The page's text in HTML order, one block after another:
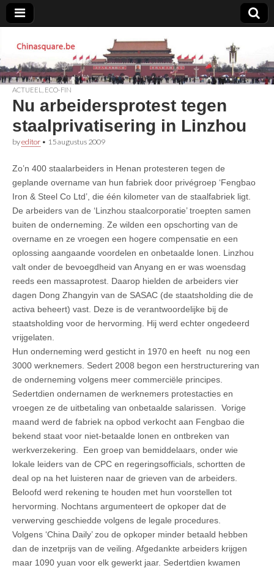
Chinasquare.be
ACTUEEL ECO-FIN
Nu arbeidersprotest tegen
staalprivatisering in Linzhou
byeditor • 15 augustus 2009
Zo’n 400 staalarbeiders in Henan protesteren tegen de
geplande overname van hun fabriek door privégroep ‘Fengbao
Iron & Steel Co Ltd’, die één kilometer van de staalfabriek ligt.
De arbeiders van de ‘Linzhou staalcorporatie’ troepten samen
buiten de onderneming. Ze wilden een opschorting van de
overname en ze vroegen een hogere compensatie en een
oplossing aangaande voordelen en onbetaalde lonen. Linzhou
valt onder de bevoegdheid van Anyang en er was woensdag
reeds een massaprotest. Daarop hielden de arbeiders vier
dagen Dong Zhangyin van de SASAC (de staatsholding die de
activa beheert) vast. Deze is de verantwoordelijke bij de
staatsholding voor de hervorming. Hij werd echter ongedeerd
vrijgelaten.
Hun onderneming werd gesticht in 1970 en heeft nu nog een
3000 werknemers. Sedert 2008 begon een herstructurering van
de onderneming volgens meer commerciële principes.
Sedertdien ondernamen de werknemers protestacties en
vroegen ze de uitbetaling van onbetaalde salarissen. Vorige
maand werd de fabriek na opbod verkocht aan Fengbao die
bekend staat voor niet-betaalde lonen en ontbreken van
werkverzekering. Een groep van bemiddelaars, onder wie
lokale leiders van de CPC en regeringsofficials, schortten de
deal op na het luisteren naar de grieven van de arbeiders.
Beloofd werd rekening te houden met hun voorstellen tot
hervorming. Nochtans argumenteert de opkoper dat de
verwerving geschiedde volgens de legale procedures.
Volgens ‘China Daily’ zou de opkoper minder betaald hebben
dan de inzetprijs van de veiling. Afgedankte arbeiders krijgen
maar 1090 yuan voor elk gewerkt jaar. Sedertdien kwamen